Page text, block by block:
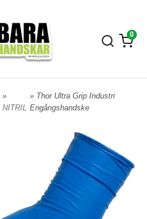
0
»
NITRIL
» Thor Ultra Grip Industri
Engångshandske